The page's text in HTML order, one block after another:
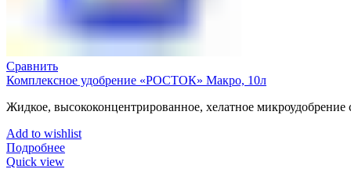
Сравнить
Комплексное удобрение «РОСТОК» Макро, 10л
Жидкое, высококонцентрированное, хелатное
Add to wishlist
Подробнее
Quick view